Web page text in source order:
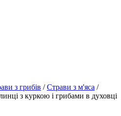
з грибів /Страви з м'яса /
з куркою і грибами в духовці